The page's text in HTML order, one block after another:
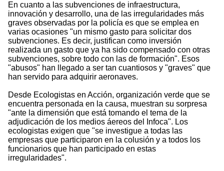
En cuanto a las subvenciones de infraestructura,
innovación y desarrollo, una de las irregularidades más
graves observadas por la policía es que se emplea en
varias ocasiones "un mismo gasto para solicitar dos
subvenciones. Es decir, justifican como inversión
realizada un gasto que ya ha sido compensado con otras
subvenciones, sobre todo con las de formación". Esos
"abusos" han llegado a ser tan cuantiosos y "graves" que
han servido para adquirir aeronaves.
Desde Ecologistas en Acción, organización verde que se
encuentra personada en la causa, muestran su sorpresa
"ante la dimensión que está tomando el tema de la
adjudicación de los medios áereos del Infoca". Los
ecologistas exigen que "se investigue a todas las
empresas que participaron en la colusión y a todos los
funcionarios que han participado en estas
irregularidades".